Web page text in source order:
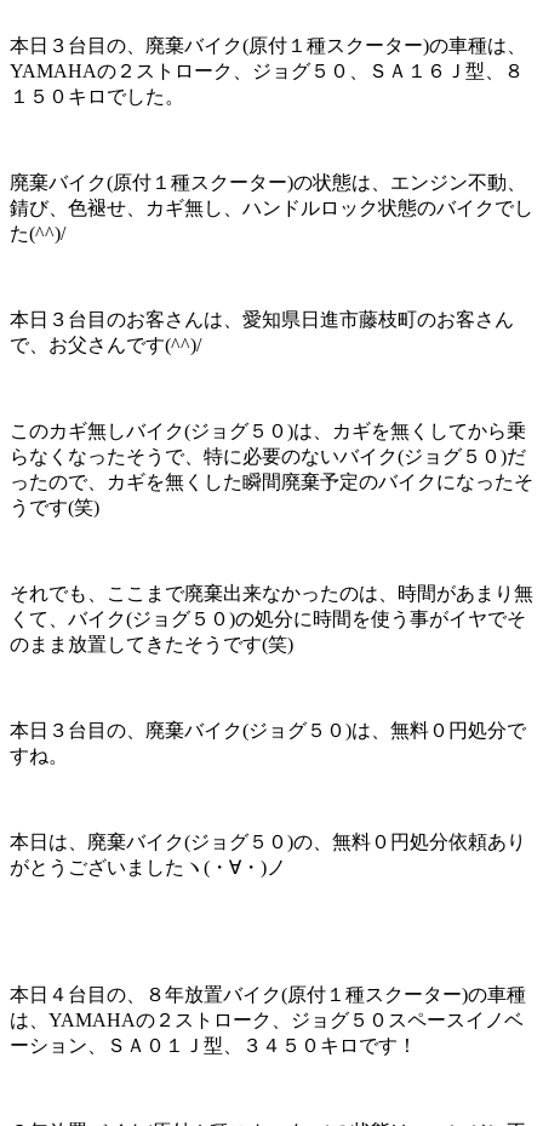
本日３台目の、廃棄バイク(原付１種スクーター)の車種は、
YAMAHAの２ストローク、ジョグ５０、ＳＡ１６Ｊ型、８
１５０キロでした。
廃棄バイク(原付１種スクーター)の状態は、エンジン不動、
錆び、色褪せ、カギ無し、ハンドルロック状態のバイクでし
た(^^)/
本日３台目のお客さんは、愛知県日進市藤枝町のお客さん
で、お父さんです(^^)/
このカギ無しバイク(ジョグ５０)は、カギを無くしてから乗
らなくなったそうで、特に必要のないバイク(ジョグ５０)だ
ったので、カギを無くした瞬間廃棄予定のバイクになったそ
うです(笑)
それでも、ここまで廃棄出来なかったのは、時間があまり無
くて、バイク(ジョグ５０)の処分に時間を使う事がイヤでそ
のまま放置してきたそうです(笑)
本日３台目の、廃棄バイク(ジョグ５０)は、無料０円処分で
すね。
本日は、廃棄バイク(ジョグ５０)の、無料０円処分依頼あり
がとうございましたヽ(・∀・)ノ
本日４台目の、８年放置バイク(原付１種スクーター)の車種
は、YAMAHAの２ストローク、ジョグ５０スペースイノベ
ーション、ＳＡ０１Ｊ型、３４５０キロです！